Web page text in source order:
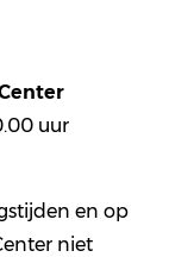
uur
en op
niet